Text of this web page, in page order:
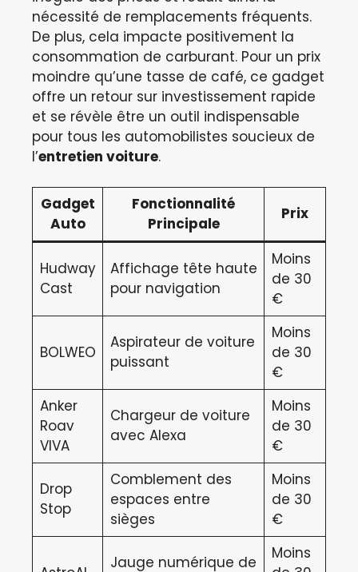
nécessité de remplacements fréquents.
De plus, cela impacte positivement la
consommation de carburant. Pour un prix
moindre qu’une tasse de café, ce gadget
offre un retour sur investissement rapide
et se révèle être un outil indispensable
pour tous les automobilistes soucieux de
l’entretien voiture.
Gadget
Auto
Fonctionnalité
Principale
Prix
Hudway
Cast
Affichage tête haute
pour navigation
Moins
de 30
€
BOLWEO
Aspirateur de voiture
puissant
Moins
de 30
€
Anker
Roav
VIVA
Chargeur de voiture
avec Alexa
Moins
de 30
€
Drop
Stop
Comblement des
espaces entre
sièges
Moins
de 30
€
Jauge numérique de
Moins